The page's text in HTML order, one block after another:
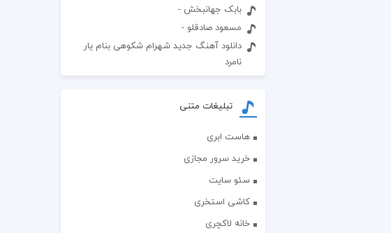
بابک جهانبخش -
مسعود صادقلو -
دانلود آهنگ جدید شهرام شکوهی بنام یار
نامرد
تبلیغات متنی
هاست ابری
خرید سرور مجازی
سئو سایت
کاشی استخری
خانه لاکچری